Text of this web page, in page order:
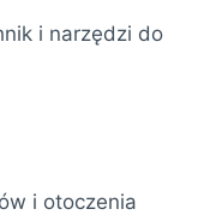
i narzędzi do
i otoczenia